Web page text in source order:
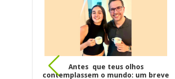
contemplassem o mundo: um breve
ensaio sobre o Batismo, o ofício do